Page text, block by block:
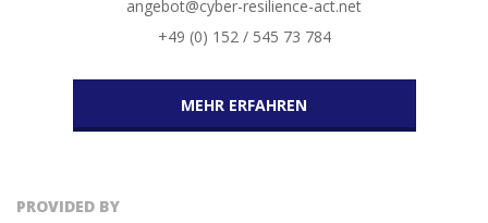
angebot@cyber-resilience-act.net
+49 (0) 152 / 545 73 784
MEHR ERFAHREN
PROVIDED BY